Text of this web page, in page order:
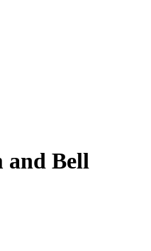
and Bell